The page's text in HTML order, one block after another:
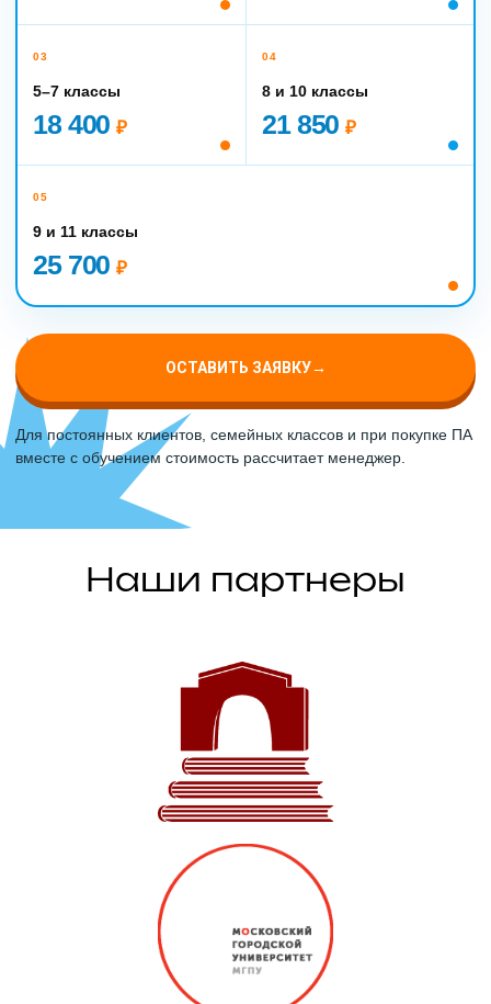
03
5–7 классы
18 400₽
04
8 и 10 классы
21 850₽
05
9 и 11 классы
25 700₽
ОСТАВИТЬ ЗАЯВКУ→
Для постоянных клиентов, семейных классов и при покупке ПА
вместе с обучением стоимость рассчитает менеджер.
Наши партнеры